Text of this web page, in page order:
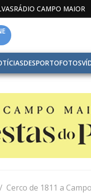
RÁDIO CAMPO MAIOR
DESPORTOFOTOS
Cerco de 1811 a